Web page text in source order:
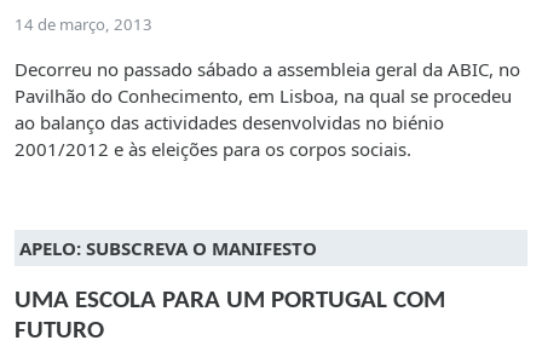
14 de março, 2013
Decorreu no passado sábado a assembleia geral da ABIC, no
Pavilhão do Conhecimento, em Lisboa, na qual se procedeu
ao balanço das actividades desenvolvidas no biénio
2001/2012 e às eleições para os corpos sociais.
APELO: SUBSCREVA O MANIFESTO
UMA ESCOLA PARA UM PORTUGAL COM
FUTURO